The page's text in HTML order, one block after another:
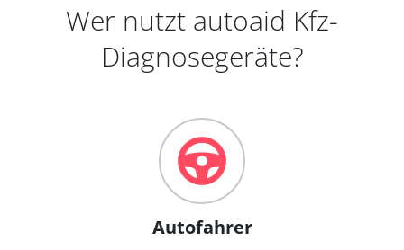
Wer nutzt autoaid Kfz-
Diagnosegeräte?
Autofahrer